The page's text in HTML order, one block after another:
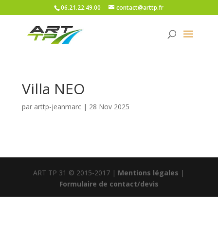
06.21.22.49.00 contact@arttp.fr
Villa NEO
par arttp-jeanmarc| 28 Nov 2025
ART TP 31 © 2015-2017 | Mentions légales |
Formulaire de contact/devis